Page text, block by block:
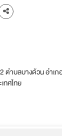
ำบลบางด้วน อำเภ
ทศไทย